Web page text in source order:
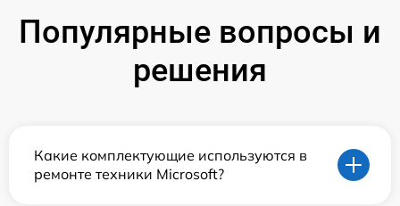
Популярные вопросы и
решения
Какие комплектующие используются в
ремонте техники Microsoft?